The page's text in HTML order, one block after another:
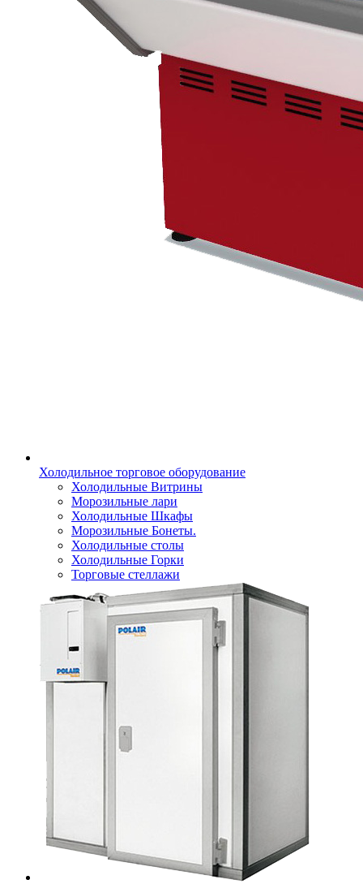
Холодильное торговое оборудование
Холодильные Витрины
Морозильные лари
Холодильные Шкафы
Морозильные Бонеты.
Холодильные столы
Холодильные Горки
Торговые стеллажи